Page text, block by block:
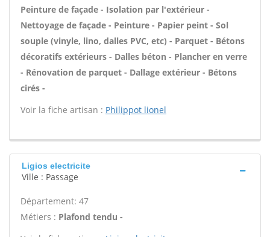
Peinture de façade - Isolation par l'extérieur -
Nettoyage de façade - Peinture - Papier peint - Sol
souple (vinyle, lino, dalles PVC, etc) - Parquet - Bétons
décoratifs extérieurs - Dalles béton - Plancher en verre
- Rénovation de parquet - Dallage extérieur - Bétons
cirés -
Voir la fiche artisan : Philippot lionel
Ligios electricite
Ville : Passage
Département: 47
Métiers : Plafond tendu -